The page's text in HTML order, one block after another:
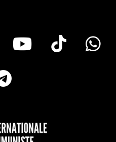
Instagram
Youtube
Tik